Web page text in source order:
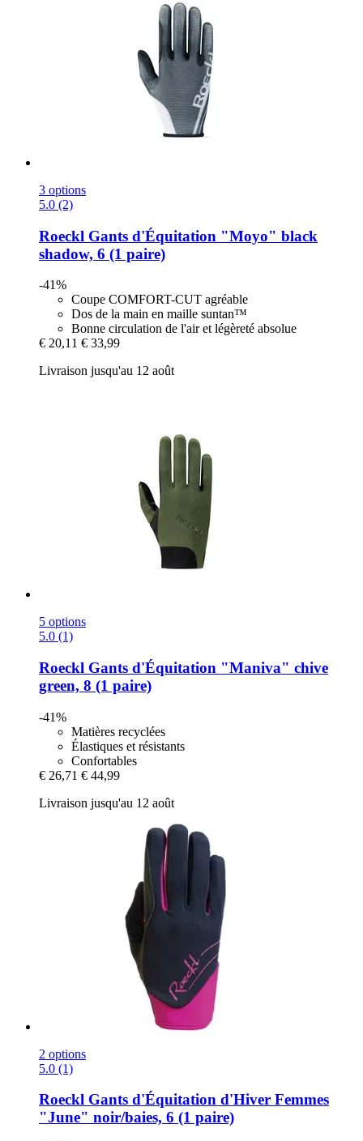
3 options
5.0 (2)
Roeckl Gants d'Équitation "Moyo" black
shadow, 6 (1 paire)
-41%
Coupe COMFORT-CUT agréable
Dos de la main en maille suntan™
Bonne circulation de l'air et légèreté absolue
€ 20,11 € 33,99
Livraison jusqu'au 12 août
5 options
5.0 (1)
Roeckl Gants d'Équitation "Maniva" chive
green, 8 (1 paire)
-41%
Matières recyclées
Élastiques et résistants
Confortables
€ 26,71 € 44,99
Livraison jusqu'au 12 août
2 options
5.0 (1)
Roeckl Gants d'Équitation d'Hiver Femmes
"June" noir/baies, 6 (1 paire)